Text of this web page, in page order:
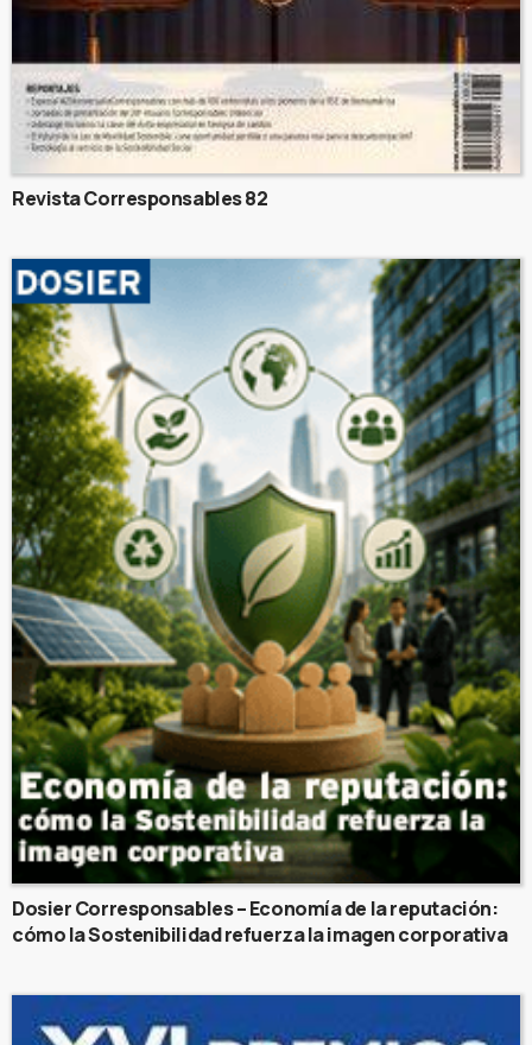
Revista Corresponsables 82
Dosier Corresponsables – Economía de la reputación:
cómo la Sostenibilidad refuerza la imagen corporativa